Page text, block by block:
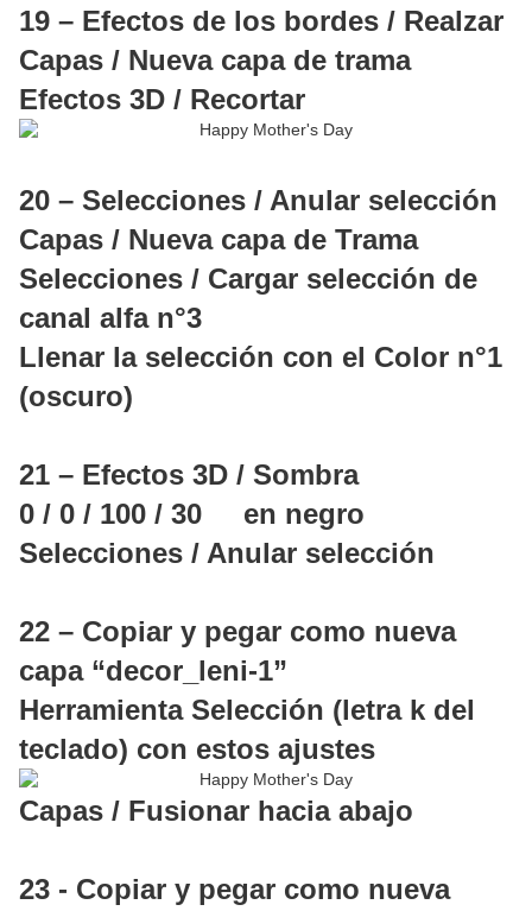
19 – Efectos de los bordes / Realzar
Capas / Nueva capa de trama
Efectos 3D / Recortar
20 – Selecciones / Anular selección
Capas / Nueva capa de Trama
Selecciones / Cargar selección de
canal alfa n°3
Llenar la selección con el Color n°1
(oscuro)
21 – Efectos 3D / Sombra
0 / 0 / 100 / 30 en negro
Selecciones / Anular selección
22 – Copiar y pegar como nueva
capa “decor_leni-1”
Herramienta Selección (letra k del
teclado) con estos ajustes
Capas / Fusionar hacia abajo
23 - Copiar y pegar como nueva